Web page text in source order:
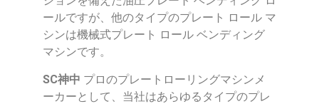
ールですが、他のタイプのプレート ロール マ
シンは機械式プレート ロール ベンディング
マシンです。
SC神中 プロのプレートローリングマシンメ
ーカーとして、当社はあらゆるタイプのプレ